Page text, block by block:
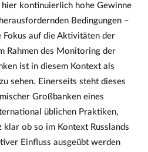
hier kontinuierlich hohe Gewinne
Bedingungen –
Fokus auf die Aktivitäten der
Rahmen des Monitoring der
ist in diesem Kontext als
sehen. Einerseits steht dieses
Großbanken eines
üblichen Praktiken,
ob so im Kontext Russlands
Einfluss ausgeübt werden